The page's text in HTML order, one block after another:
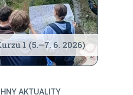
1 (5.–7. 6. 2026)
AKTUALITY